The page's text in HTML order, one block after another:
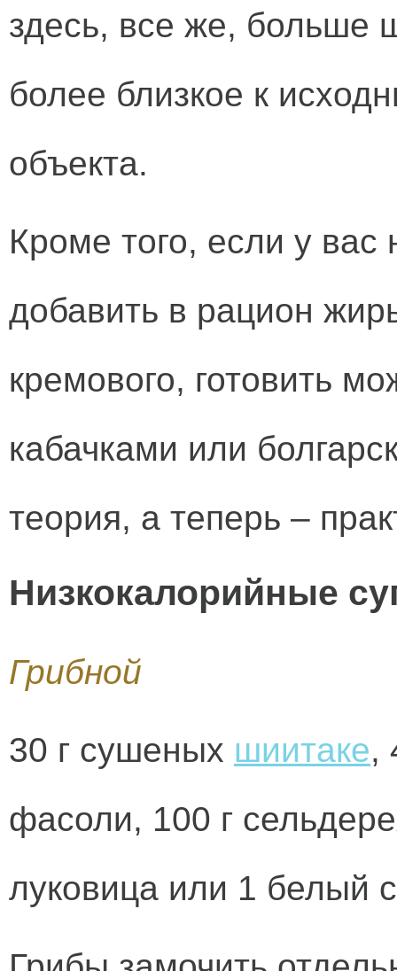
здесь, все же, больше
более близкое к
объекта.
Кроме того, если у вас
добавить в рацион
кремового, готовить
кабачками или
теория, а теперь –
Низкокалорийные
Грибной
30 г сушеных шиитаке,
фасоли, 100 г
луковица или 1 белый